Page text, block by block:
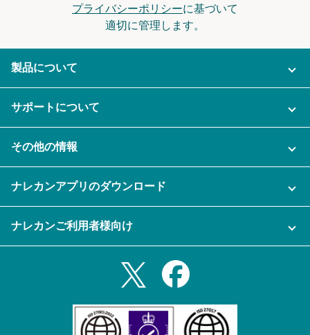
プライバシーポリシーに基づいて
適切に管理します。
製品について
ご利用企業様の声
セキュリティ
資料をダウンロードする
メール自動転送機能
サポートについて
充実サポート
その他の情報
セミナー一覧
プライバシーポリシー
ナレカンアプリのダウンロード
Androidタブレットアプリ
ナレカンご利用者様向け